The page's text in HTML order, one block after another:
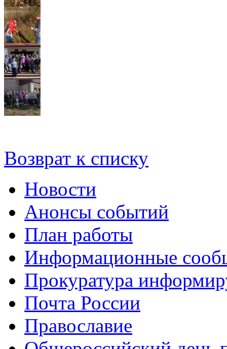
Возврат к списку
Новости
Анонсы событий
План работы
Информационные
Прокуратура
Почта России
Православие